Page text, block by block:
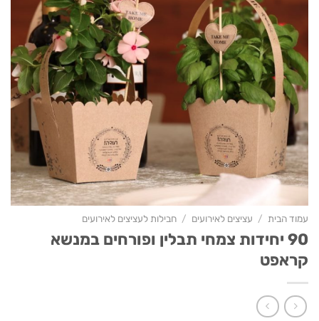
עמוד הבית / עציצים לאירועים / חבילות לעציצים לאירועים
90 יחידות צמחי תבלין ופורחים במנשא
קראפט